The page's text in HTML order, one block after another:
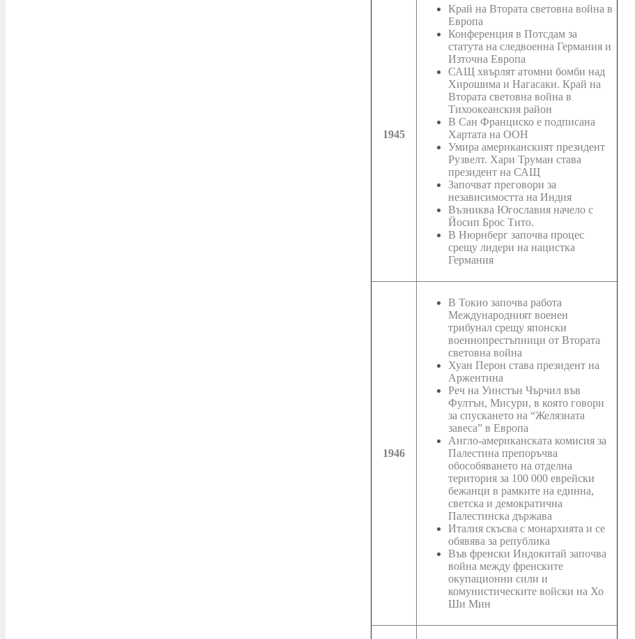
1945
Край на Втората световна война в
Европа
Конференция в Потсдам за
статута на следвоенна Германия и
Източна Европа
САЩ хвърлят атомни бомби над
Хирошима и Нагасаки. Край на
Втората световна война в
Тихоокеанския район
В Сан Франциско е подписана
Хартата на ООН
Умира американският президент
Рузвелт. Хари Труман става
президент на САЩ
Започват преговори за
независимостта на Индия
Възниква Югославия начело с
Йосип Брос Тито.
В Нюрнберг започва процес
срещу лидери на нацистка
Германия
1946
В Токио започва работа
Международният военен
трибунал срещу японски
военнопрестъпници от Втората
световна война
Хуан Перон става президент на
Аржентина
Реч на Уинстън Чърчил във
Фултън, Мисури, в която говори
за спускането на “Желязната
завеса” в Европа
Англо-американската комисия за
Палестина препоръчва
обособяването на отделна
територия за 100 000 еврейски
бежанци в рамките на единна,
светска и демократична
Палестинска държава
Италия скъсва с монархията и се
обявява за република
Във френски Индокитай започва
война между френските
окупационни сили и
комунистическите войски на Хо
Ши Мин